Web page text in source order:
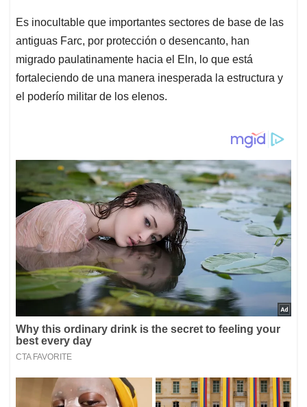
Es inocultable que importantes sectores de base de las
antiguas Farc, por protección o desencanto, han
migrado paulatinamente hacia el Eln, lo que está
fortaleciendo de una manera inesperada la estructura y
el poderío militar de los elenos.